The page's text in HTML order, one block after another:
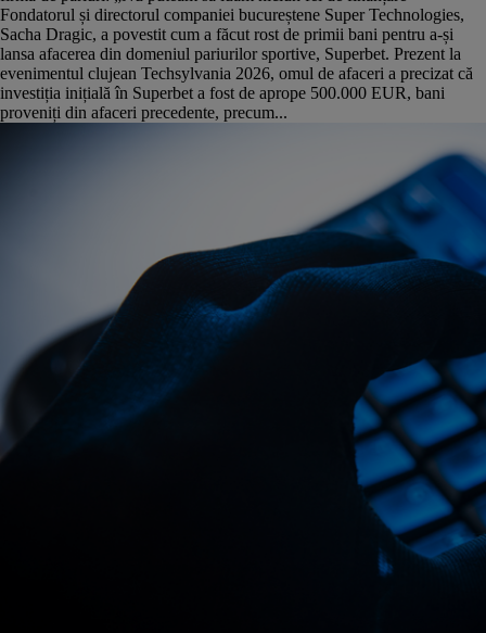
Fondatorul și directorul companiei bucureștene Super Technologies,
Sacha Dragic, a povestit cum a făcut rost de primii bani pentru a-și
lansa afacerea din domeniul pariurilor sportive, Superbet. Prezent la
evenimentul clujean Techsylvania 2026, omul de afaceri a precizat că
investiția inițială în Superbet a fost de aprope 500.000 EUR, bani
proveniți din afaceri precedente, precum...